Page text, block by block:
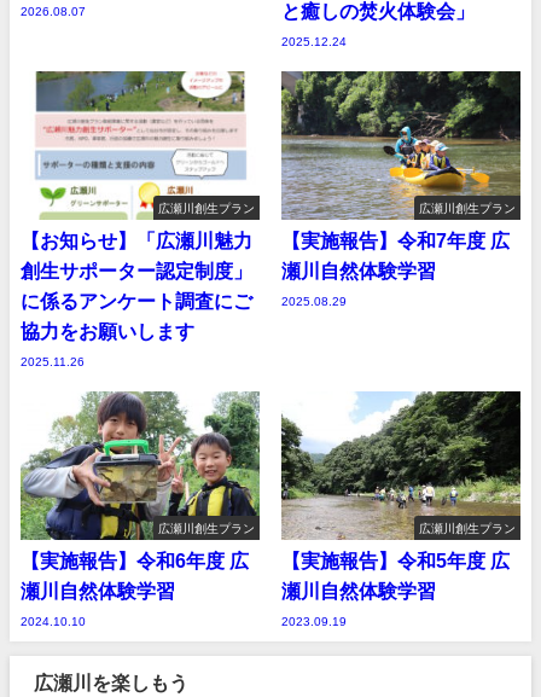
2026.08.07
と癒しの焚火体験会」
2025.12.24
広瀬川創生プラン
【お知らせ】「広瀬川魅力
創生サポーター認定制度」
に係るアンケート調査にご
協力をお願いします
2025.11.26
広瀬川創生プラン
【実施報告】令和7年度 広
瀬川自然体験学習
2025.08.29
広瀬川創生プラン
【実施報告】令和6年度 広
瀬川自然体験学習
2024.10.10
広瀬川創生プラン
【実施報告】令和5年度 広
瀬川自然体験学習
2023.09.19
広瀬川を楽しもう